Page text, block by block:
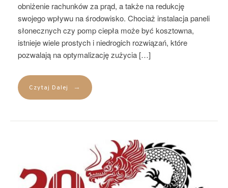
obniżenie rachunków za prąd, a także na redukcję
swojego wpływu na środowisko. Chociaż instalacja paneli
słonecznych czy pomp ciepła może być kosztowna,
istnieje wiele prostych i niedrogich rozwiązań, które
pozwalają na optymalizację zużycia […]
Czytaj Dalej →